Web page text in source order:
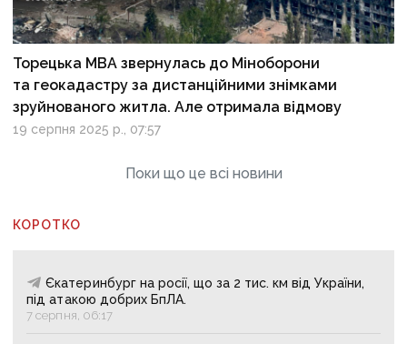
Торецька МВА звернулась до Міноборони
та геокадастру за дистанційними знімками
зруйнованого житла. Але отримала відмову
19 серпня 2025 р., 07:57
Поки що це всі новини
КОРОТКО
Єкатеринбург на росії, що за 2 тис. км від України,
під атакою добрих БпЛА.
7 серпня, 06:17